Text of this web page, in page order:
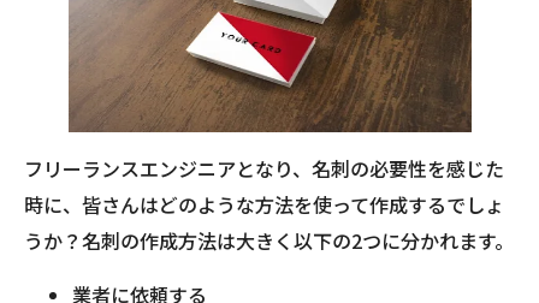
フリーランスエンジニアとなり、名刺の必要性を感じた
時に、皆さんはどのような方法を使って作成するでしょ
うか？名刺の作成方法は大きく以下の2つに分かれます。
業者に依頼する